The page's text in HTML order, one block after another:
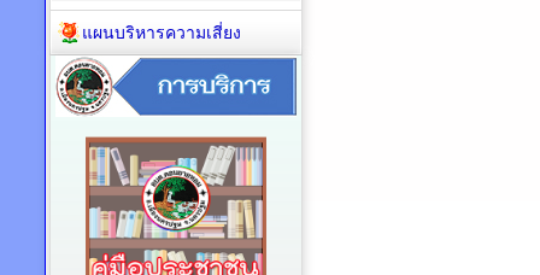
แผนบริหารความเสี่ยง